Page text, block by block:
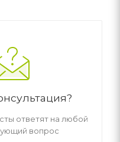
ответят на любой
вопрос